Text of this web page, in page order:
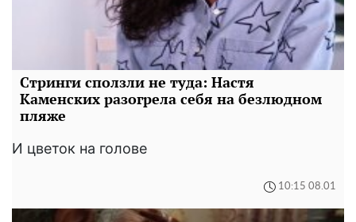
Стринги сползли не туда: Настя
Каменских разогрела себя на безлюдном
пляже
И цветок на голове
10:15 08.01